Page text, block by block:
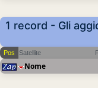
1 record - Gli
Pos Satellite
Nome